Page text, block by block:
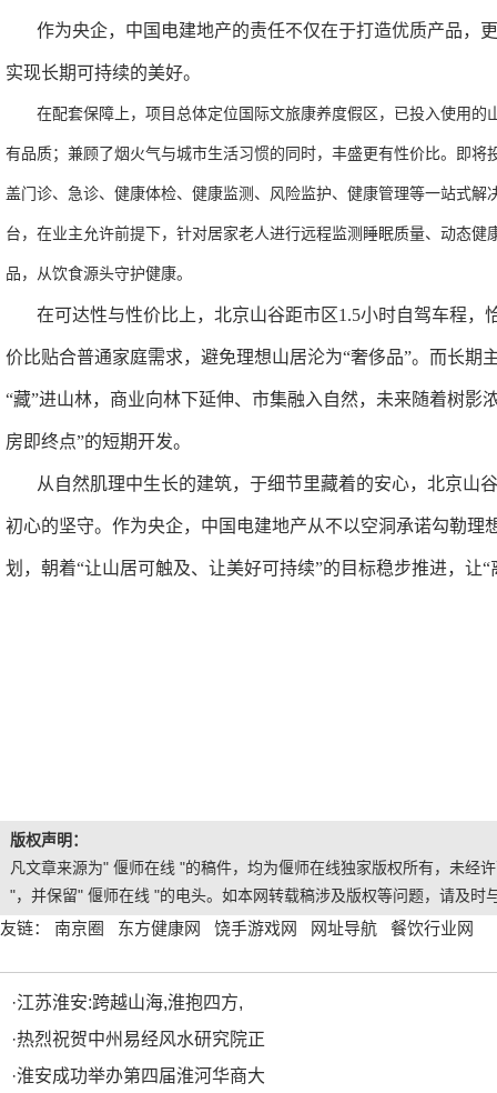
作为央企，中国电建地产的责任不仅在于打造优质产品，
实现长期可持续的美好。
在配套保障上，项目总体定位国际文旅康养度假区，已投入使用
有品质；兼顾了烟火气与城市生活习惯的同时，丰盛更有性价比。即
盖门诊、急诊、健康体检、健康监测、风险监护、健康管理等一站式
台，在业主允许前提下，针对居家老人进行远程监测睡眠质量、动态
品，从饮食源头守护健康。
在可达性与性价比上，北京山谷距市区1.5小时自驾车程，
价比贴合普通家庭需求，避免理想山居沦为“奢侈品”。而长期
“藏”进山林，商业向林下延伸、市集融入自然，未来随着树影
房即终点”的短期开发。
从自然肌理中生长的建筑，于细节里藏着的安心，北京山
初心的坚守。作为央企，中国电建地产从不以空洞承诺勾勒理
划，朝着“让山居可触及、让美好可持续”的目标稳步推进，让“
版权声明：
凡文章来源为" 偃师在线 "的稿件，均为偃师在线独家版权所有，未经
"，并保留" 偃师在线 "的电头。如本网转载稿涉及版权等问题，请及时
友链： 南京圈 东方健康网 饶手游戏网 网址导航 餐饮行业网
·江苏淮安:跨越山海,淮抱四方,
·热烈祝贺中州易经风水研究院正
·淮安成功举办第四届淮河华商大